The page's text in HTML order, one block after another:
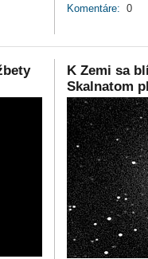
Komentáre: 0
K Zemi sa
Skalnatom